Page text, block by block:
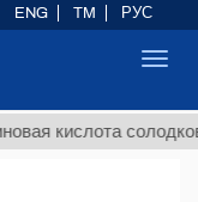
солодкового
ENG TM РУС